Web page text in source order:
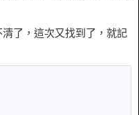
了，這次又找到了，就記